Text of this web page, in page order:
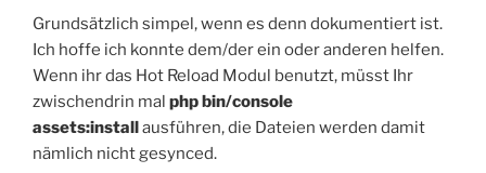
Grundsätzlich simpel, wenn es denn dokumentiert ist.
Ich hoffe ich konnte dem/der ein oder anderen helfen.
Wenn ihr das Hot Reload Modul benutzt, müsst Ihr
zwischendrin mal php bin/console
assets:installausführen, die Dateien werden damit
nämlich nicht gesynced.